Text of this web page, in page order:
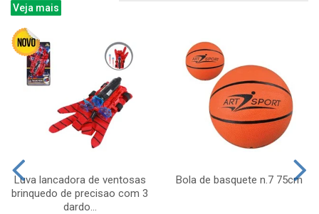
Veja mais
Luva lancadora de ventosas
brinquedo de precisao com 3
dardo...
Bola de basquete n.7 75cm